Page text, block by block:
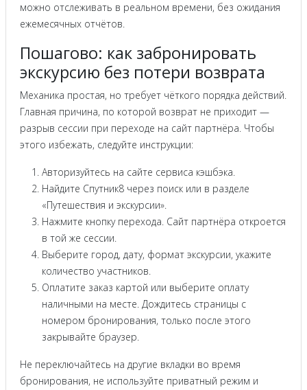
можно отслеживать в реальном времени, без ожидания
ежемесячных отчётов.
Пошагово: как забронировать
экскурсию без потери возврата
Механика простая, но требует чёткого порядка действий.
Главная причина, по которой возврат не приходит —
разрыв сессии при переходе на сайт партнёра. Чтобы
этого избежать, следуйте инструкции:
Авторизуйтесь на сайте сервиса кэшбэка.
Найдите Спутник8 через поиск или в разделе
«Путешествия и экскурсии».
Нажмите кнопку перехода. Сайт партнёра откроется
в той же сессии.
Выберите город, дату, формат экскурсии, укажите
количество участников.
Оплатите заказ картой или выберите оплату
наличными на месте. Дождитесь страницы с
номером бронирования, только после этого
закрывайте браузер.
Не переключайтесь на другие вкладки во время
бронирования, не используйте приватный режим и